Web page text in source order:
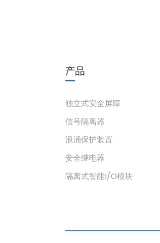
产品
独立式安全屏障
信号隔离器
浪涌保护装置
安全继电器
隔离式智能I/O模块